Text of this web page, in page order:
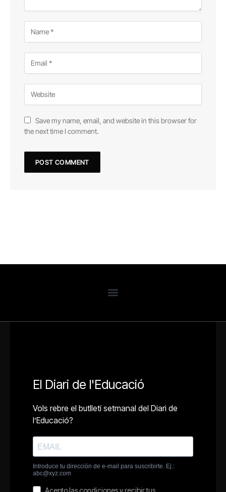
Save my name, email, and website in this browser for
the next time I comment.